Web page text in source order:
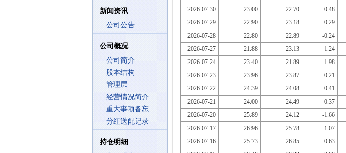
新闻资讯
公司公告
公司概况
公司简介
股本结构
管理层
经营情况简介
重大事项备忘
分红送配记录
持仓明细
2026-07-30
23.00 22.70 -0.48
2026-07-29
22.90 23.18 0.29
2026-07-28
22.80 22.89 -0.24
2026-07-27
21.88 23.13 1.24
2026-07-24
23.40 21.89 -1.98
2026-07-23
23.96 23.87 -0.21
2026-07-22
24.39 24.08 -0.41
2026-07-21
24.00 24.49 0.37
2026-07-20
25.89 24.12 -1.66
2026-07-17
26.96 25.78 -1.07
2026-07-16
25.73 26.85 0.63